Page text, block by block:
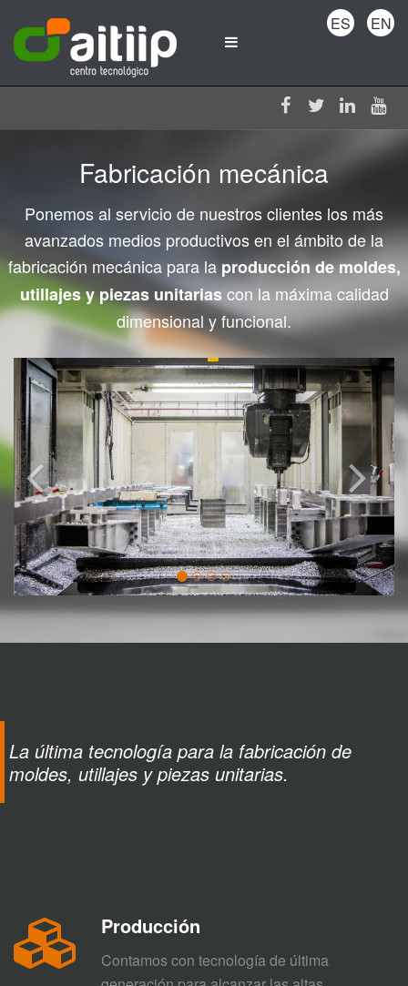
Fabricación mecánica
Ponemos al servicio de nuestros clientes los más
avanzados medios productivos en el ámbito de la
fabricación mecánica para laproducción de moldes,
utillajes y piezas unitariascon la máxima calidad
dimensional y funcional.
La última tecnología para la fabricación de
moldes, utillajes y piezas unitarias.
Producción
Contamos con tecnología de última
ES EN